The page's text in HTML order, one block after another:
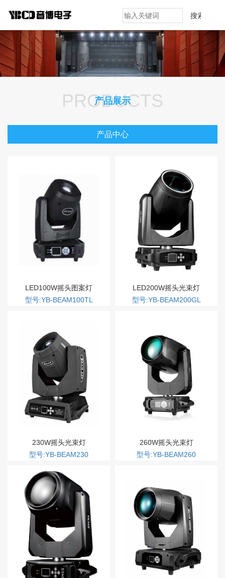
搜索
PRODUCTS
产品展示
产品中心
LED100W摇头图案灯
型号:YB-BEAM100TL
LED200W摇头光束灯
型号:YB-BEAM200GL
230W摇头光束灯
型号:YB-BEAM230
260W摇头光束灯
型号:YB-BEAM260